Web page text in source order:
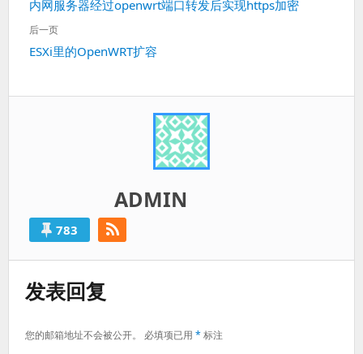
导
航
上
一
内网服务器经过openwrt端口转发后实现https加密
后一页
下
ESXi里的OpenWRT扩容
ADMIN
783
发表回复
您的邮箱地址不会被公开。 必填项已用 *标注